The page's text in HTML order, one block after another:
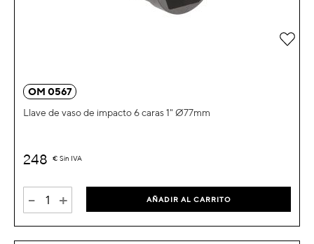
OM 0567
Llave de vaso de impacto 6 caras 1" Ø77mm
248 € Sin IVA
- + AÑADIR AL CARRITO